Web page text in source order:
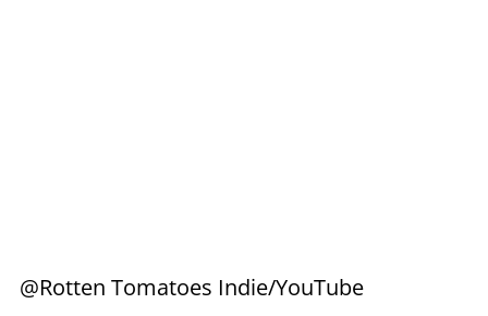
@Rotten Tomatoes Indie/YouTube